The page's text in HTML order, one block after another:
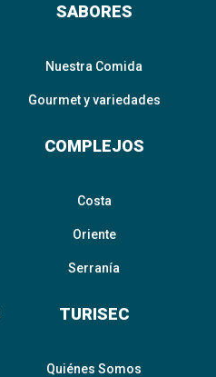
SABORES
Nuestra Comida
Gourmet y variedades
COMPLEJOS
Costa
Oriente
Serranía
TURISEC
Quiénes Somos